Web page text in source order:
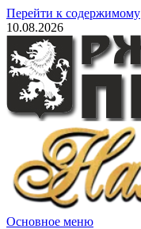
Перейти к содержимому
10.08.2026
Основное меню